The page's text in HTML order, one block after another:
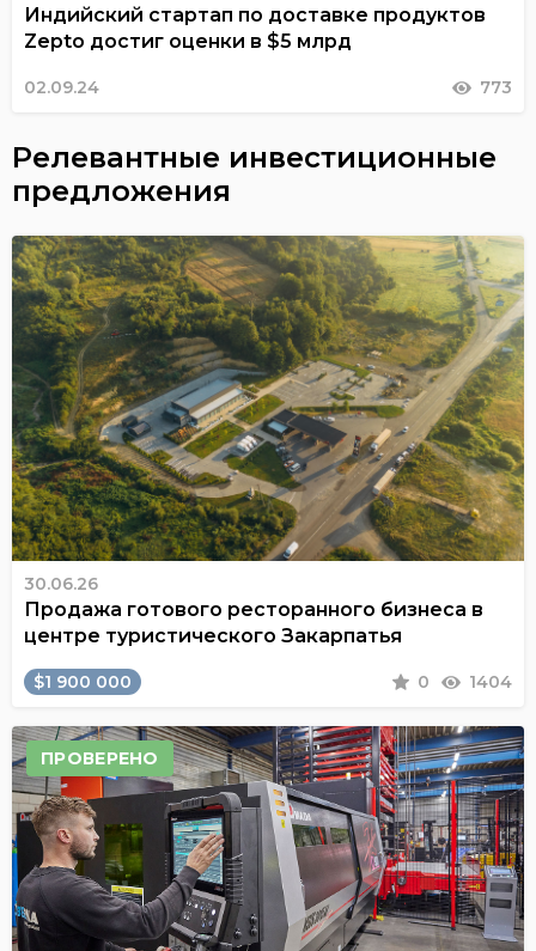
Индийский стартап по доставке продуктов
Zepto достиг оценки в $5 млрд
02.09.24 773
Релевантные инвестиционные
предложения
30.06.26
Продажа готового ресторанного бизнеса в
центре туристического Закарпатья
$1 900 000 0 1404
ПРОВЕРЕНО